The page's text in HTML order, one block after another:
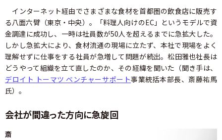
インターネット経由でさまざまな食材を首都圏の飲食店に販売す
る八面六臂（東京・中央）。「料理人向けのEC」というモデルで資
金調達に成功し、一時は社員数が50人を超えるまでに急拡大した。
しかし急拡大により、食材流通の現場に立たず、本社で現場をよく
理解せずに仕事をする社員が急増して問題が続出。松田雅也社長は
どうやって組織を立て直したのか、その経緯を聞いた（聞き手は、
デロイト トーマツ ベンチャーサポート事業統括本部長、斎藤祐馬
氏）。
会社が間違った方向に急旋回
斎